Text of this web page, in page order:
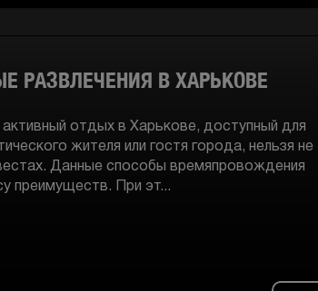
РАЗВЛЕЧЕНИЯ В ХАРЬКОВЕ
отдых в Харькове, доступный для
жителя или гостя города, нельзя не
Данные способы времяпровождения
преимуществ. При эт...